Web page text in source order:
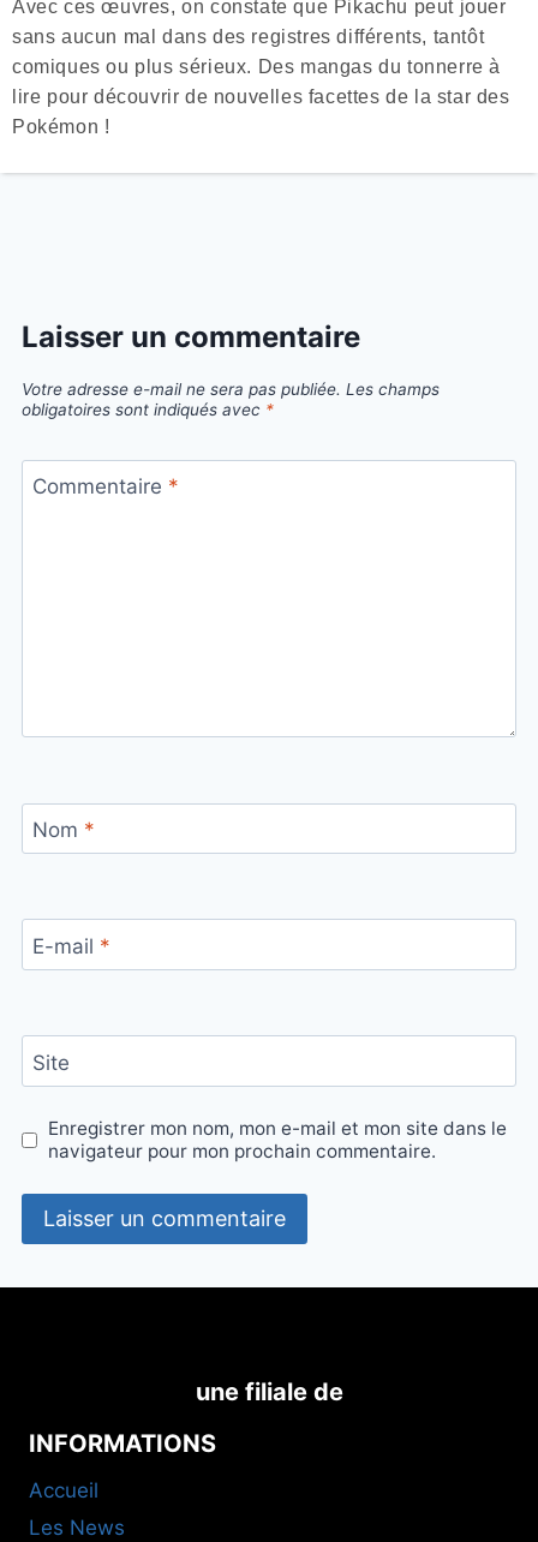
Avec ces œuvres, on constate que Pikachu peut jouer
sans aucun mal dans des registres différents, tantôt
comiques ou plus sérieux. Des mangas du tonnerre à
lire pour découvrir de nouvelles facettes de la star des
Pokémon !
Laisser un commentaire
Votre adresse e-mail ne sera pas publiée. Les champs
obligatoires sont indiqués avec *
Commentaire *
Nom *
E-mail *
Site
Enregistrer mon nom, mon e-mail et mon site dans le
navigateur pour mon prochain commentaire.
une filiale de
INFORMATIONS
Accueil
Les News